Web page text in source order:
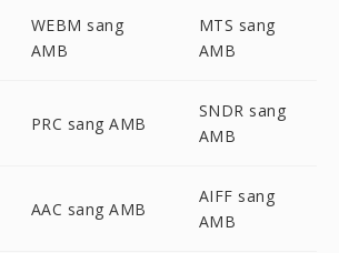
WEBM sang
AMB
MTS sang
AMB
PRC sang AMB
SNDR sang
AMB
AAC sang AMB
AIFF sang
AMB